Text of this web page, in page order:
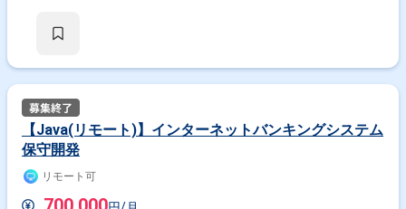
【Java(リモート)】インターネットバンキングシステム
保守開発
リモート可